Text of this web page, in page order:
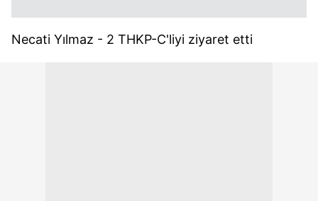
Necati Yılmaz - 2 THKP-C'liyi ziyaret etti